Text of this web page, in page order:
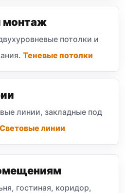
монтаж
потолки и
Теневые потолки
линии, закладные под
Световые линии
гостиная, коридор,